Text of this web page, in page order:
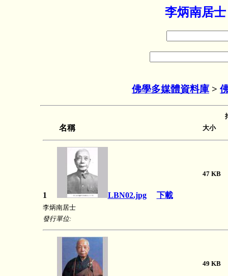
李炳南居
佛學多媒體資料庫 >
名稱 大小
1 LBN02.jpg 下載
47
李炳南居士
發行單位:
49